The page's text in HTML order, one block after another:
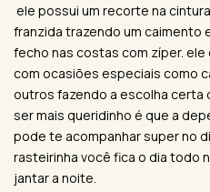
ele possui um recorte na
franzida trazendo um caimento
fecho nas costas com zíper.
com ocasiões especiais como
outros fazendo a escolha certa
ser mais queridinho é que a
pode te acompanhar super no
rasteirinha você fica o dia todo
jantar a noite.